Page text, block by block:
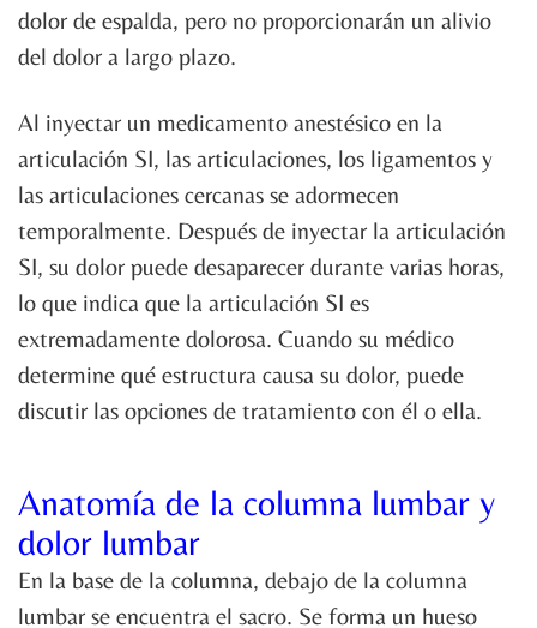
dolor de espalda, pero no proporcionarán un alivio
del dolor a largo plazo.
Al inyectar un medicamento anestésico en la
articulación SI, las articulaciones, los ligamentos y
las articulaciones cercanas se adormecen
temporalmente. Después de inyectar la articulación
SI, su dolor puede desaparecer durante varias horas,
lo que indica que la articulación SI es
extremadamente dolorosa. Cuando su médico
determine qué estructura causa su dolor, puede
discutir las opciones de tratamiento con él o ella.
Anatomía de la columna lumbar y
dolor lumbar
En la base de la columna, debajo de la columna
lumbar se encuentra el sacro. Se forma un hueso